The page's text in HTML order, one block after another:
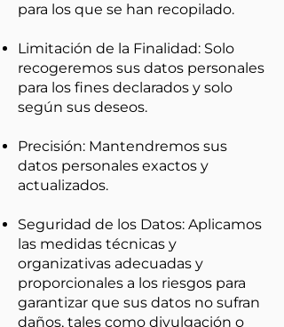
para los que se han recopilado.
Limitación de la Finalidad: Solo
recogeremos sus datos personales
para los fines declarados y solo
según sus deseos.
Precisión: Mantendremos sus
datos personales exactos y
actualizados.
Seguridad de los Datos: Aplicamos
las medidas técnicas y
organizativas adecuadas y
proporcionales a los riesgos para
garantizar que sus datos no sufran
daños, tales como divulgación o